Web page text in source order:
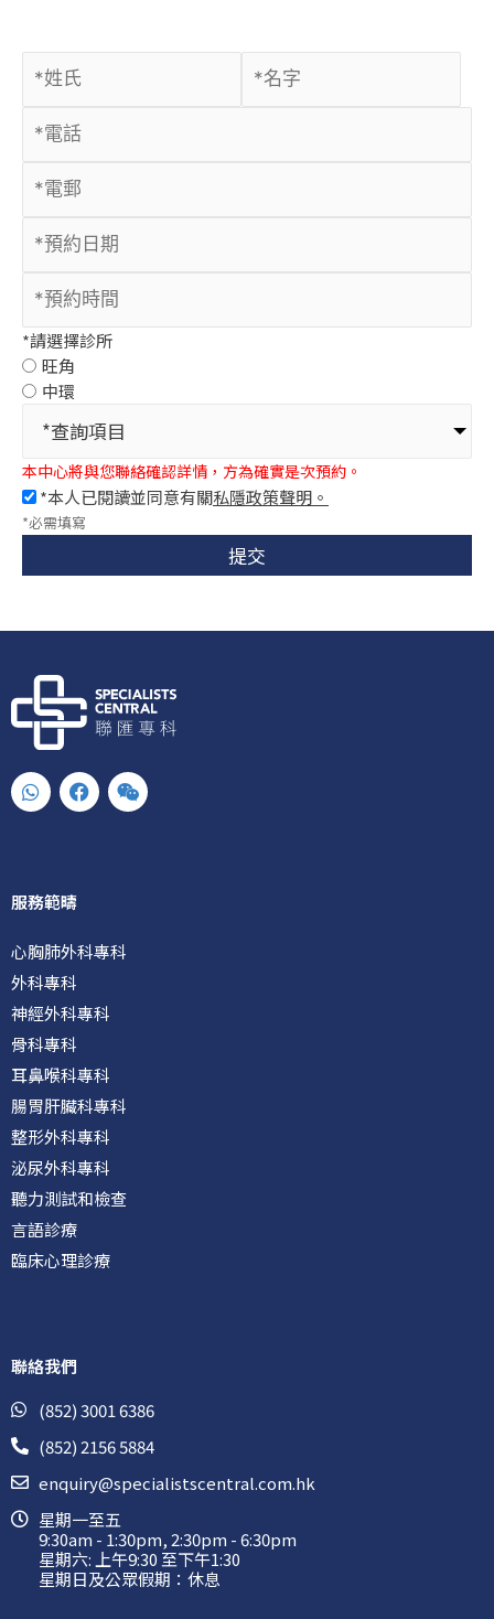
*請選擇診所
旺角
中環
*查詢項目
本中心將與您聯絡確認詳情，方為確實是次預約。
*本人已閱讀並同意有關私隱政策聲明。
*必需填寫
提交
W
h
a
p
F
a
c
W
e
i
服務範疇
心胸肺外科專科
外科專科
神經外科專科
骨科專科
耳鼻喉科專科
腸胃肝臟科專科
整形外科專科
泌尿外科專科
聽力測試和檢查
言語診療
臨床心理診療
聯絡我們
(852) 3001 6386
(852) 2156 5884
enquiry@specialistscentral.com.hk
星期一至五
9:30am - 1:30pm, 2:30pm - 6:30pm
星期六: 上午9:30 至下午1:30
星期日及公眾假期：休息